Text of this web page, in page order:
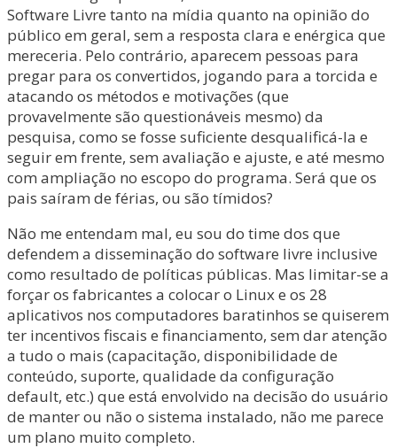
Software Livre tanto na mídia quanto na opinião do
público em geral, sem a resposta clara e enérgica que
mereceria. Pelo contrário, aparecem pessoas para
pregar para os convertidos, jogando para a torcida e
atacando os métodos e motivações (que
provavelmente são questionáveis mesmo) da
pesquisa, como se fosse suficiente desqualificá-la e
seguir em frente, sem avaliação e ajuste, e até mesmo
com ampliação no escopo do programa. Será que os
pais saíram de férias, ou são tímidos?
Não me entendam mal, eu sou do time dos que
defendem a disseminação do software livre inclusive
como resultado de políticas públicas. Mas limitar-se a
forçar os fabricantes a colocar o Linux e os 28
aplicativos nos computadores baratinhos se quiserem
ter incentivos fiscais e financiamento, sem dar atenção
a tudo o mais (capacitação, disponibilidade de
conteúdo, suporte, qualidade da configuração
default, etc.) que está envolvido na decisão do usuário
de manter ou não o sistema instalado, não me parece
um plano muito completo.